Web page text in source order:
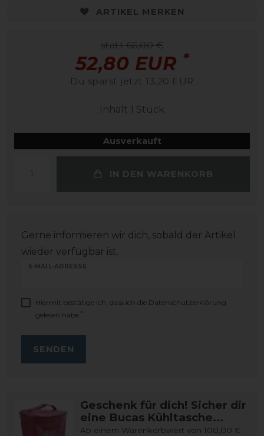
ARTIKEL MERKEN
statt 66,00 €
52,80 EUR *
Du sparst jetzt 13,20 EUR
Inhalt 1 Stück
Ausverkauft
IN DEN WARENKORB
Gerne informieren wir dich, sobald der Artikel
wieder verfügbar ist.
E-MAIL-ADRESSE
Hiermit bestätige ich, dass ich die Daten­schutz­erklärung
gelesen habe. *
SENDEN
Geschenk für dich! Sicher dir
eine Bucas Kühltasche...
Ab einem Warenkorbwert von 100,00 €